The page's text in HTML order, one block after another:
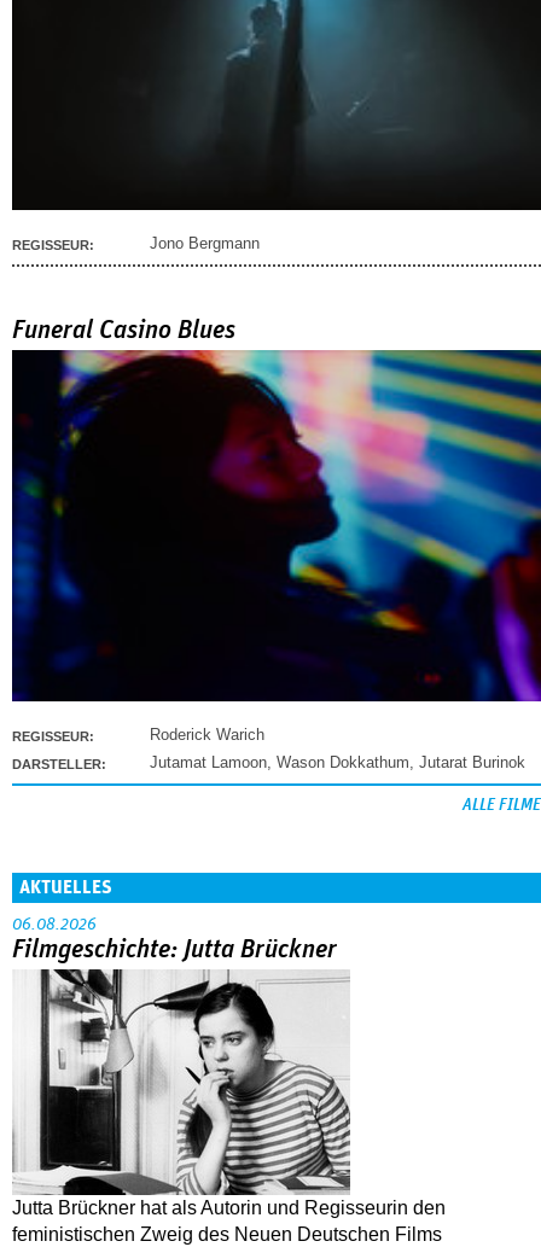
REGISSEUR: Jono Bergmann
Funeral Casino Blues
REGISSEUR: Roderick Warich
DARSTELLER: Jutamat Lamoon, Wason Dokkathum, Jutarat Burinok
ALLE FILME
AKTUELLES
06.08.2026
Filmgeschichte: Jutta Brückner
Jutta Brückner hat als Autorin und Regisseurin den
feministischen Zweig des Neuen Deutschen Films